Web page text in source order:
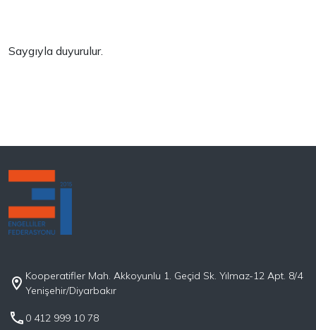
Saygıyla duyurulur.
Kooperatifler Mah. Akkoyunlu 1. Geçid Sk. Yılmaz-12 Apt. 8/4
Yenişehir/Diyarbakır
0 412 999 10 78